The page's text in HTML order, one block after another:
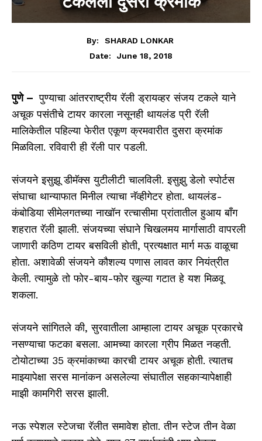
By:
SHARAD LONKAR
Date:
June 18, 2018
पुणे –पुण्याचा आंतरराष्ट्रीय रॅली ड्रायव्हर संजय टकले याने
अचूक पसंतीचे टायर कारला नसूनही थायलंड प्री रॅली
मालिकेतील पहिल्या फेरीत एकूण क्रमवारीत दुसरा क्रमांक
मिळविला. रविवारी ही रॅली पार पडली.
संजयने इसुझू डीमॅक्स युटीलीटी चालविली. इसुझु डेलो स्पोर्टस
संघाचा थान्याफात मिनील त्याचा नॅव्हीगेटर होता. थायलंड-
कंबोडिया सीमेलगतच्या नाखॉन रत्चासीमा प्रांतातील हुआय बाँग
शहरात रॅली झाली. संजयच्या संघाने चिखलमय मार्गासाठी वापरली
जाणारी कठिण टायर बसविली होती, प्रत्यक्षात मार्ग मऊ वाळूचा
होता. अशावेळी संजयने कौशल्य पणास लावत कार नियंत्रीत
केली. त्यामुळे तो फोर-बाय-फोर खुल्या गटात हे यश मिळवू
शकला.
संजयने सांगितले की, सुरवातीला आम्हाला टायर अचूक प्रकारचे
नसण्याचा फटका बसला. आमच्या कारला ग्रीप मिळत नव्हती.
टोयोटाच्या 35 क्रमांकाच्या कारची टायर अचूक होती. त्यातच
माझ्यापेक्षा सरस मानांकन असलेल्या संघातील सहकाऱ्यापेक्षाही
माझी कामगिरी सरस झाली.
नऊ स्पेशल स्टेजचा रॅलीत समावेश होता. तीन स्टेज तीन वेळा